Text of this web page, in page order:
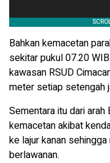
Bahkan kemacetan
sekitar pukul 07.20
kawasan RSUD
meter setiap setengah
Sementara itu dari arah
kemacetan akibat
ke lajur kanan
berlawanan.